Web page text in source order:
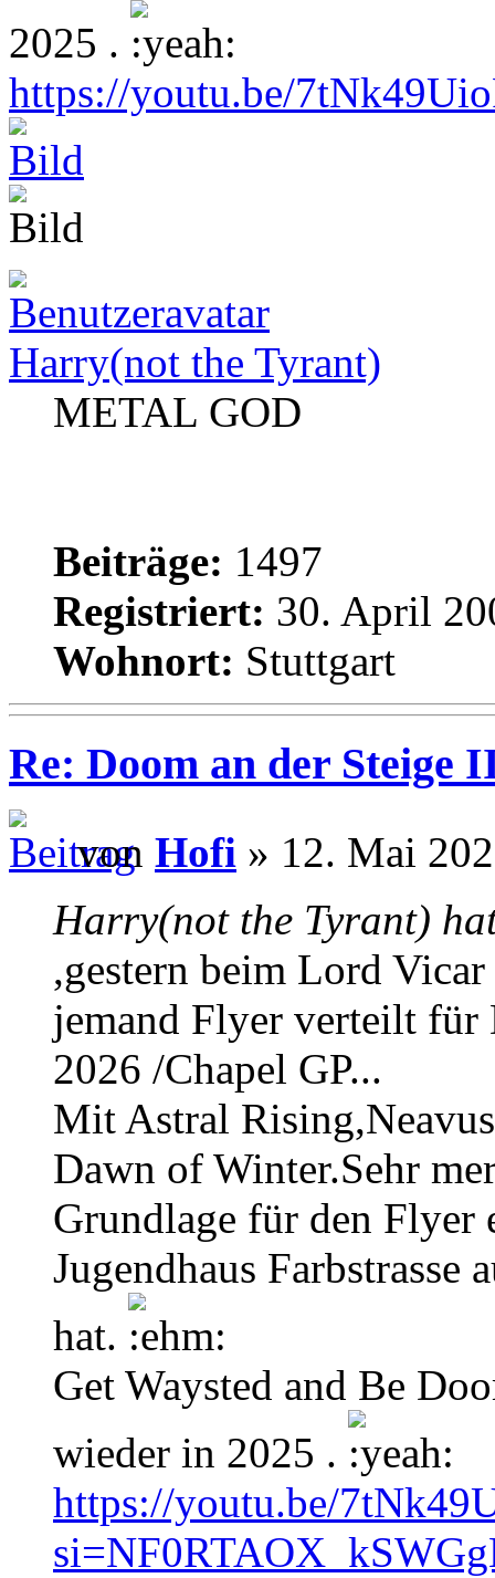
2025 .
https://youtu.be/
Harry(not the Tyrant)
METAL GOD
Beiträge: 1497
Registriert: 30. April
Wohnort: Stuttgart
Re: Doom an der Steige
von Hofi » 12. Mai
Harry(not the Tyrant)
,gestern beim Lord
jemand Flyer verteilt
2026 /Chapel GP...
Mit Astral
Dawn of Winter.Sehr
Grundlage für den
Jugendhaus Farbstrasse
hat.
Get Waysted and Be
wieder in 2025 .
https://youtu.be/